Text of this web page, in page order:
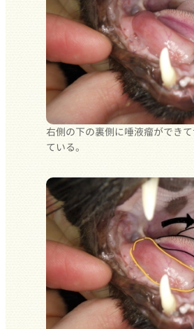
右側の下の裏側に唾液瘤ができ
ている。